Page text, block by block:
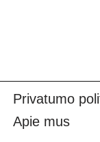
Privatumo
Apie mus